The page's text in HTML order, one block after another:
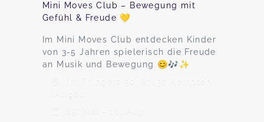
Mini Moves Club – Bewegung mit
Gefühl & Freude 💛
Im Mini Moves Club entdecken Kinder
von 3-5 Jahren spielerisch die Freude
an Musik und Bewegung 😊🎶✨
Im Thingers 30, 87439 Kempten
25. Mai - 10. Aug